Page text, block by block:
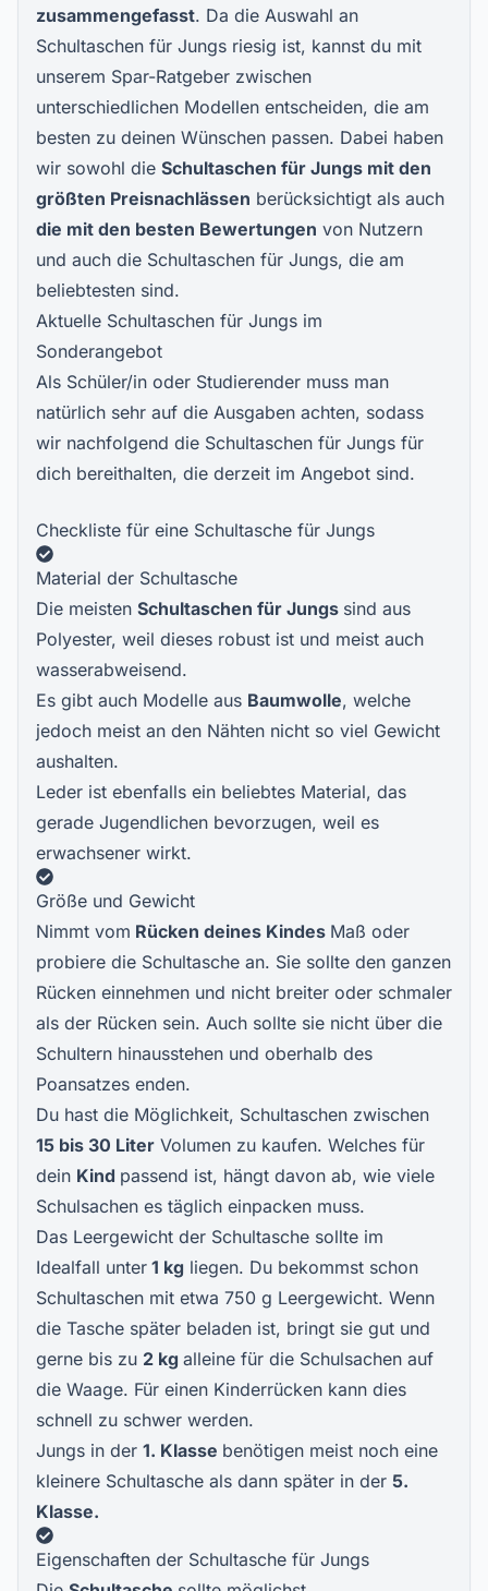
zusammengefasst. Da die Auswahl an
Schultaschen für Jungs riesig ist, kannst du mit
unserem Spar-Ratgeber zwischen
unterschiedlichen Modellen entscheiden, die am
besten zu deinen Wünschen passen. Dabei haben
wir sowohl die Schultaschen für Jungs mit den
größten Preisnachlässen berücksichtigt als auch
die mit den besten Bewertungen von Nutzern
und auch die Schultaschen für Jungs, die am
beliebtesten sind.
Aktuelle Schultaschen für Jungs im
Sonderangebot
Als Schüler/in oder Studierender muss man
natürlich sehr auf die Ausgaben achten, sodass
wir nachfolgend die Schultaschen für Jungs für
dich bereithalten, die derzeit im Angebot sind.
Checkliste für eine Schultasche für Jungs
Material der Schultasche
Die meisten Schultaschen für Jungs sind aus
Polyester, weil dieses robust ist und meist auch
wasserabweisend.
Es gibt auch Modelle aus Baumwolle, welche
jedoch meist an den Nähten nicht so viel Gewicht
aushalten.
Leder ist ebenfalls ein beliebtes Material, das
gerade Jugendlichen bevorzugen, weil es
erwachsener wirkt.
Größe und Gewicht
Nimmt vom Rücken deines Kindes Maß oder
probiere die Schultasche an. Sie sollte den ganzen
Rücken einnehmen und nicht breiter oder schmaler
als der Rücken sein. Auch sollte sie nicht über die
Schultern hinausstehen und oberhalb des
Poansatzes enden.
Du hast die Möglichkeit, Schultaschen zwischen
15 bis 30 Liter Volumen zu kaufen. Welches für
dein Kind passend ist, hängt davon ab, wie viele
Schulsachen es täglich einpacken muss.
Das Leergewicht der Schultasche sollte im
Idealfall unter 1 kg liegen. Du bekommst schon
Schultaschen mit etwa 750 g Leergewicht. Wenn
die Tasche später beladen ist, bringt sie gut und
gerne bis zu 2 kg alleine für die Schulsachen auf
die Waage. Für einen Kinderrücken kann dies
schnell zu schwer werden.
Jungs in der 1. Klasse benötigen meist noch eine
kleinere Schultasche als dann später in der 5.
Klasse.
Eigenschaften der Schultasche für Jungs